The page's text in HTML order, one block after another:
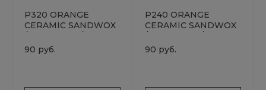
P320 ORANGE
CERAMIC SANDWOX
70х400мм / Полоска
шлифовальная на
90 руб.
P240 ORANGE
CERAMIC SANDWOX
70х400мм / Полоска
шлифовальная на
90 руб.